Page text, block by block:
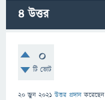
4উত্তর
0
টি ভোট
20 জুন 2021 উত্তর প্রদান করেছেন